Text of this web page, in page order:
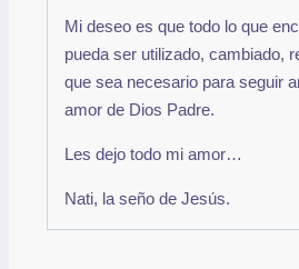
Mi deseo es que todo lo que
pueda ser utilizado, cambiado,
que sea necesario para seguir
amor de Dios Padre.
Les dejo todo mi amor…
Nati, la seño de Jesús.